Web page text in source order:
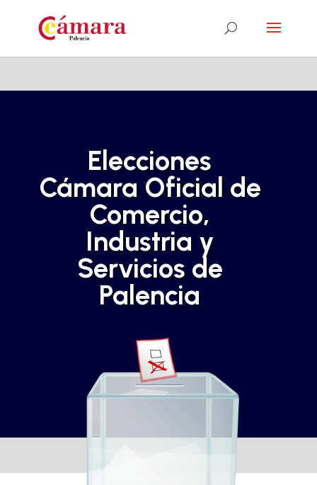
Elecciones
Cámara Oficial de
Comercio,
Industria y
Servicios de
Palencia